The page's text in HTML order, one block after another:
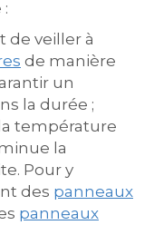
de veiller à
de manière
un
la durée ;
température
la
Pour y
des panneaux
panneaux